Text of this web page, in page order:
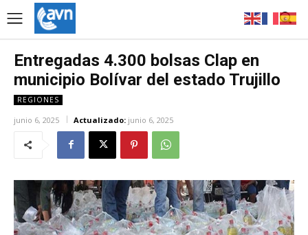
Entregadas 4.300 bolsas Clap en
municipio Bolívar del estado Trujillo
REGIONES
junio 6, 2025 Actualizado: junio 6, 2025